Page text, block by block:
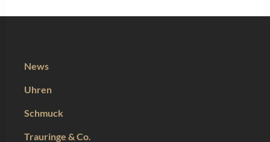
News
Uhren
Schmuck
Trauringe & Co.